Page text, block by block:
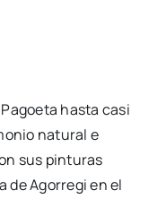
hasta casi
natural e
sus pinturas
de Agorregi en el